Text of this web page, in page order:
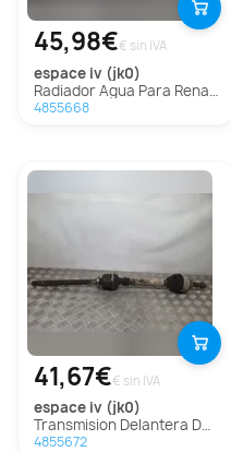
45,98€€ sin IVA
espace iv (jk0)
Radiador Agua Para Renault Espace Iv
4855668
41,67€€ sin IVA
espace iv (jk0)
Transmision Delantera Derecha Para Renault Espace Iv
4855672